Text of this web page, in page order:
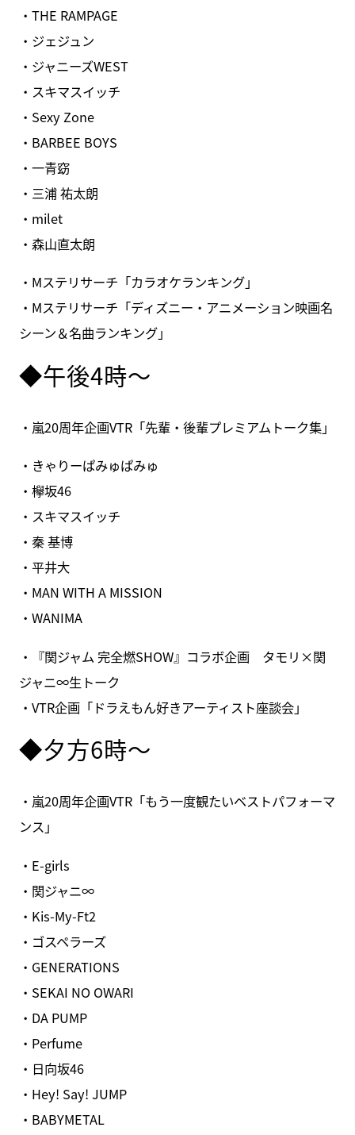
・THE RAMPAGE
・ジェジュン
・ジャニーズWEST
・スキマスイッチ
・Sexy Zone
・BARBEE BOYS
・一青窈
・三浦 祐太朗
・milet
・森山直太朗
・Mステリサーチ「カラオケランキング」
・Mステリサーチ「ディズニー・アニメーション映画名
シーン＆名曲ランキング」
◆午後4時～
・嵐20周年企画VTR「先輩・後輩プレミアムトーク集」
・きゃりーぱみゅぱみゅ
・欅坂46
・スキマスイッチ
・秦 基博
・平井大
・MAN WITH A MISSION
・WANIMA
・『関ジャム 完全燃SHOW』コラボ企画 タモリ×関
ジャニ∞生トーク
・VTR企画「ドラえもん好きアーティスト座談会」
◆夕方6時～
・嵐20周年企画VTR「もう一度観たいベストパフォーマ
ンス」
・E-girls
・関ジャニ∞
・Kis-My-Ft2
・ゴスペラーズ
・GENERATIONS
・SEKAI NO OWARI
・DA PUMP
・Perfume
・日向坂46
・Hey! Say! JUMP
・BABYMETAL